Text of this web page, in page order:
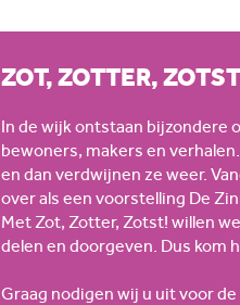
ZOT, ZOTTER,
In de wijk ontstaan bijzondere
bewoners, makers en
en dan verdwijnen ze weer.
over als een voorstelling De
Met Zot, Zotter, Zotst! willen
delen en doorgeven. Dus kom
Graag nodigen wij u uit voor